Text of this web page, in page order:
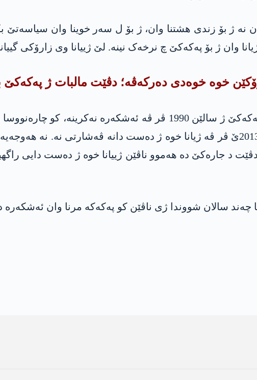
نە ژ بۆ زندی ھشتنا وان، ژ بۆ ل سەر خوینا وان سیاسەتێ
وان ژ بۆ پەکەکێ چ نرخەک نینە. لێ ژییانا وی زارۆکی گییانێ
خوە خوەدی دەرکەڤە؛ دڤێت مالبات ژ پەکەکێ
ب ھەزاران ناڤ ھەنە کو پەکەکێ ژ سالێن 1990 ڤر ڤە
کو ژ پێنگاڤا شەمزینانێ یا 2013ێ ڤر ڤە ژیانا خوە ژ دەست دانە
د جارەکێ دە ھەموو ناڤێن ژییانا خوە ژ دەست دایی
چەند سالان شووندا ژی ناڤێن کو پەکەکە مرنا وان ئەشکەرە